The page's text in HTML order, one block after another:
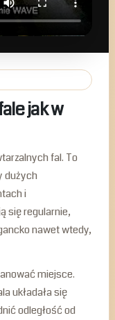
jak w
fal. To
dużych
i
się regularnie,
nawet wtedy,
miejsce.
układała się
odległość od